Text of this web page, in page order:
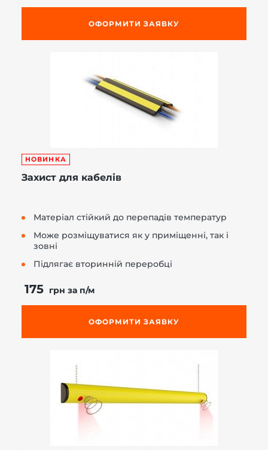
ОФОРМИТИ ЗАЯВКУ
НОВИНКА
Захист для кабелів
Матеріал стійкий до перепадів температур
Mоже розміщуватися як у приміщенні, так і
зовні
Підлягає вторинній переробці
175 грн за п/м
ОФОРМИТИ ЗАЯВКУ